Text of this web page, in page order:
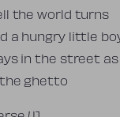
the world turns
a hungry little
in the street
the ghetto